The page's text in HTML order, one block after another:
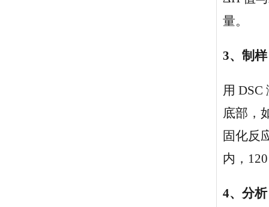
量。
3、制样
用
底部，
固化反
内，
4、分析